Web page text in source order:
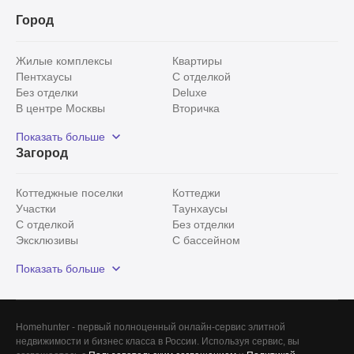
Город
Жилые комплексы
Квартиры
Пентхаусы
С отделкой
Без отделки
Deluxe
В центре Москвы
Вторичка
Рядом с парком
С панорамными окнами
Показать больше
Загород
Коттеджные поселки
Коттеджи
Участки
Таунхаусы
С отделкой
Без отделки
Эксклюзивы
С бассейном
Красногорский район
Показать больше
Homehunter - первый полноценный онлайн-сервис элитной
недвижимости и бизнес класса в России. Используя сервис, вы
Вчера